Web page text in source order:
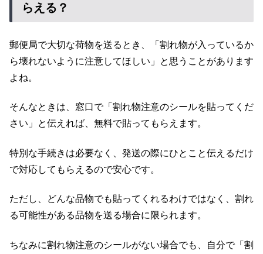
らえる？
郵便局で大切な荷物を送るとき、「割れ物が入っているか
ら壊れないように注意してほしい」と思うことがあります
よね。
そんなときは、窓口で「割れ物注意のシールを貼ってくだ
さい」と伝えれば、無料で貼ってもらえます。
特別な手続きは必要なく、発送の際にひとこと伝えるだけ
で対応してもらえるので安心です。
ただし、どんな品物でも貼ってくれるわけではなく、割れ
る可能性がある品物を送る場合に限られます。
ちなみに割れ物注意のシールがない場合でも、自分で「割